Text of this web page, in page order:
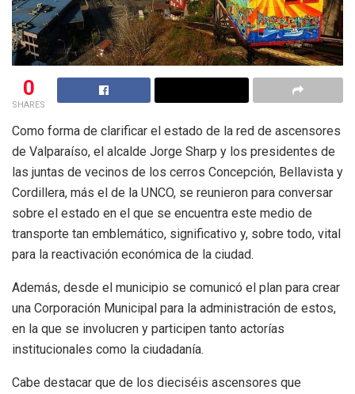
0
SHARES
Como forma de clarificar el estado de la red de ascensores
de Valparaíso, el alcalde Jorge Sharp y los presidentes de
las juntas de vecinos de los cerros Concepción, Bellavista y
Cordillera, más el de la UNCO, se reunieron para conversar
sobre el estado en el que se encuentra este medio de
transporte tan emblemático, significativo y, sobre todo, vital
para la reactivación económica de la ciudad.
Además, desde el municipio se comunicó el plan para crear
una Corporación Municipal para la administración de estos,
en la que se involucren y participen tanto actorías
institucionales como la ciudadanía.
Cabe destacar que de los dieciséis ascensores que